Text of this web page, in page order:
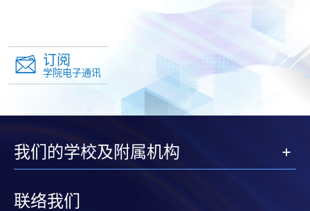
订阅
学院电子通讯
我们的学校及附属机构
联络我们